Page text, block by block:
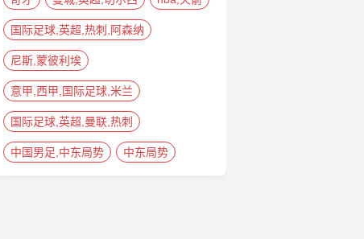
国际足球,英超,热刺,阿森纳
尼斯,蒙彼利埃
意甲,西甲,国际足球,米兰
国际足球,英超,曼联,热刺
中国男足,中东局势 中东局势